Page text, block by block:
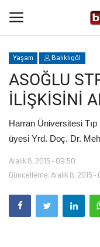
Giriş Yap
Anasayfa
Köşe Yazıları
Eğitim
Magazin
Yaşam Balıklıgöl
ASOĞLU
İLİŞKİSİNİ
Harran Üniversitesi
üyesi Yrd. Doç. Dr.
Aralık 8, 2015 - 09:50
Güncelleme: Aralık 8, 2015 -